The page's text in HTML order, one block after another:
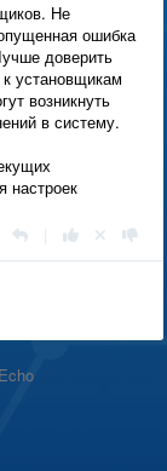
Не
ошибка
доверить
установщикам
возникнуть
в систему.
настроек